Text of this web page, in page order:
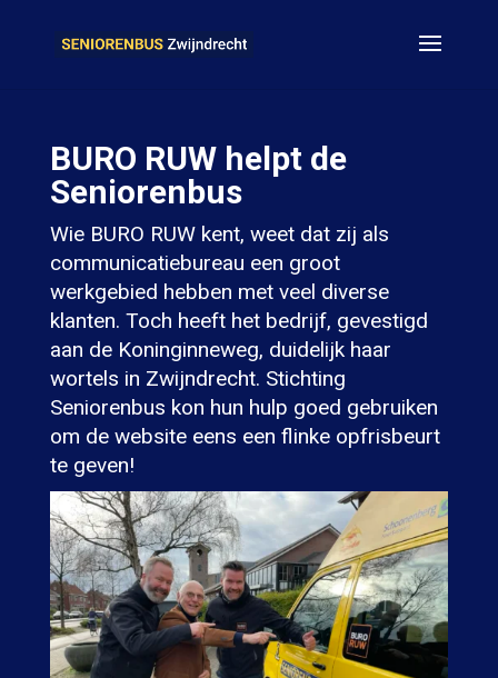
BURO RUW helpt de
Seniorenbus
Wie BURO RUW kent, weet dat zij als
communicatiebureau een groot
werkgebied hebben met veel diverse
klanten. Toch heeft het bedrijf, gevestigd
aan de Koninginneweg, duidelijk haar
wortels in Zwijndrecht. Stichting
Seniorenbus kon hun hulp goed gebruiken
om de website eens een flinke opfrisbeurt
te geven!